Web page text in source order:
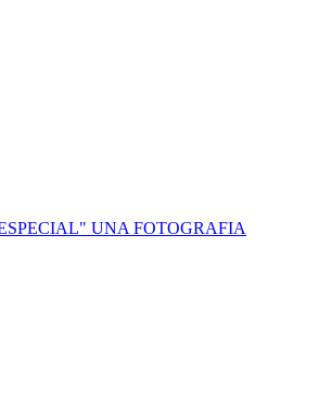
UNA FOTOGRAFIA